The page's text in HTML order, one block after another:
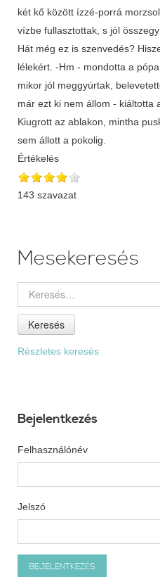
két kő között ízzé-porrá
vízbe fullasztottak, s jól
Hát még ez is szenvedés?
lélekért. -Hm - mondotta a
mikor jól meggyúrtak,
már ezt ki nem állom - kiáltotta
Kiugrott az ablakon, mintha
sem állott a pokolig.
Értékelés
143 szavazat
Mesekeresés
Keresés
Részletes keresés
Bejelentkezés
Felhasználónév
Jelszó